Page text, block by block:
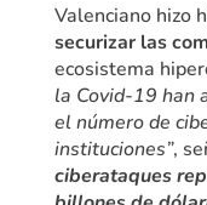
Valenciano hizo
securizar las
ecosistema
la Covid-19 han
el número de
instituciones”,
ciberataques